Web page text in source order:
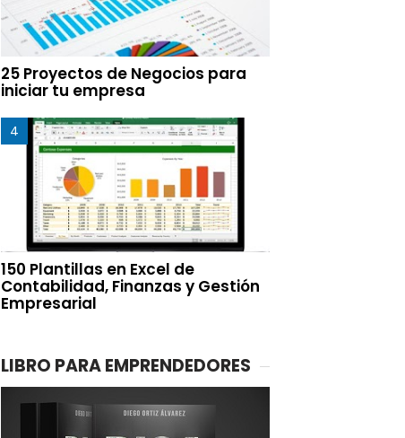
25 Proyectos de Negocios para
iniciar tu empresa
150 Plantillas en Excel de
Contabilidad, Finanzas y Gestión
Empresarial
LIBRO PARA EMPRENDEDORES